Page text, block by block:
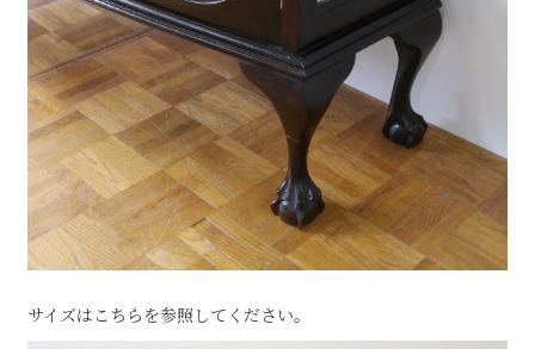
サイズはこちらを参照してください。